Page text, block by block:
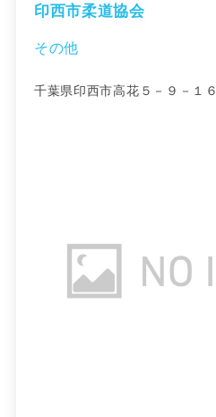
印西市柔道協会
その他
千葉県印西市高花５－９－１６